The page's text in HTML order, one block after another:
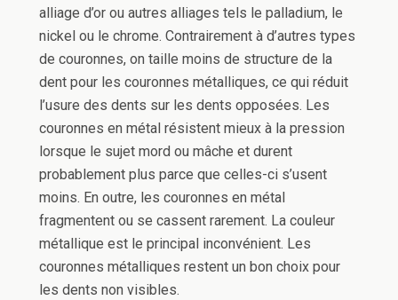
alliage d’or ou autres alliages tels le palladium, le
nickel ou le chrome. Contrairement à d’autres types
de couronnes, on taille moins de structure de la
dent pour les couronnes métalliques, ce qui réduit
l’usure des dents sur les dents opposées. Les
couronnes en métal résistent mieux à la pression
lorsque le sujet mord ou mâche et durent
probablement plus parce que celles-ci s’usent
moins. En outre, les couronnes en métal
fragmentent ou se cassent rarement. La couleur
métallique est le principal inconvénient. Les
couronnes métalliques restent un bon choix pour
les dents non visibles.